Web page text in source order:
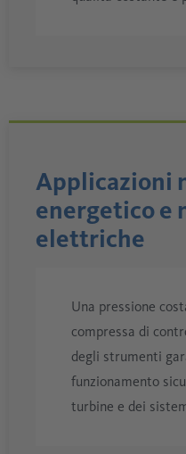
Applicazioni
energetico e
elettriche
Una pressione
compressa di
degli strumenti
funzionamento
turbine e dei